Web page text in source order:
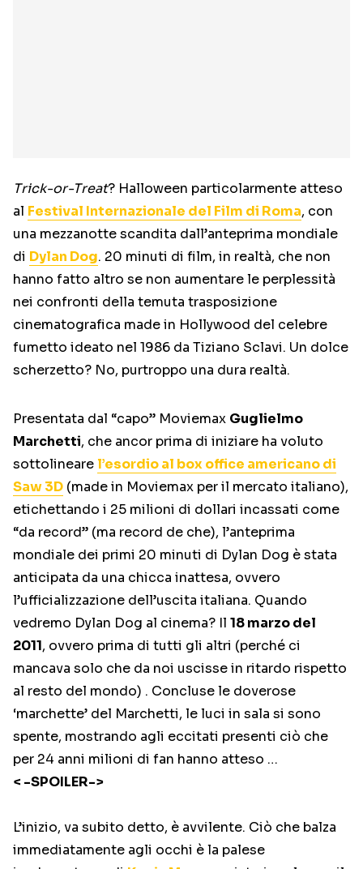
Trick-or-Treat? Halloween particolarmente atteso
al Festival Internazionale del Film di Roma, con
una mezzanotte scandita dall’anteprima mondiale
di Dylan Dog. 20 minuti di film, in realtà, che non
hanno fatto altro se non aumentare le perplessità
nei confronti della temuta trasposizione
cinematografica made in Hollywood del celebre
fumetto ideato nel 1986 da Tiziano Sclavi. Un dolce
scherzetto? No, purtroppo una dura realtà.
Presentata dal “capo” Moviemax Guglielmo
Marchetti, che ancor prima di iniziare ha voluto
sottolineare l’esordio al box office americano di
Saw 3D (made in Moviemax per il mercato italiano),
etichettando i 25 milioni di dollari incassati come
“da record” (ma record de che), l’anteprima
mondiale dei primi 20 minuti di Dylan Dog è stata
anticipata da una chicca inattesa, ovvero
l’ufficializzazione dell’uscita italiana. Quando
vedremo Dylan Dog al cinema? Il 18 marzo del
2011, ovvero prima di tutti gli altri (perché ci
mancava solo che da noi uscisse in ritardo rispetto
al resto del mondo) . Concluse le doverose
‘marchette’ del Marchetti, le luci in sala si sono
spente, mostrando agli eccitati presenti ciò che
per 24 anni milioni di fan hanno atteso …
< -SPOILER->
L’inizio, va subito detto, è avvilente. Ciò che balza
immediatamente agli occhi è la palese